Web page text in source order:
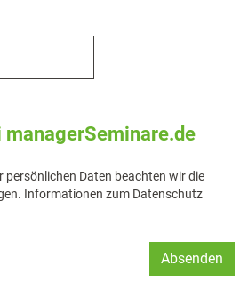
managerSeminare.de
persönlichen Daten beachten wir die
Informationen zum Datenschutz
Absenden